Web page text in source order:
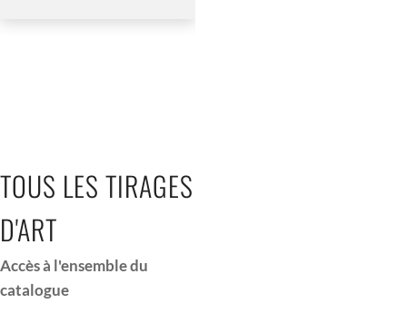
TOUS LES TIRAGES
D'ART
Accès à l'ensemble du
catalogue